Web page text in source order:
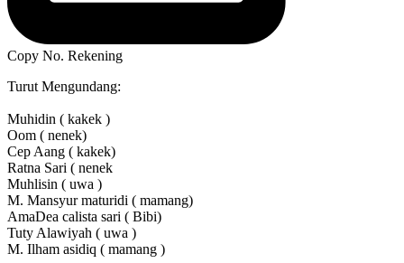
Copy No. Rekening
Turut Mengundang:
Muhidin ( kakek )
Oom ( nenek)
Cep Aang ( kakek)
Ratna Sari ( nenek
Muhlisin ( uwa )
M. Mansyur maturidi ( mamang)
AmaDea calista sari ( Bibi)
Tuty Alawiyah ( uwa )
M. Ilham asidiq ( mamang )